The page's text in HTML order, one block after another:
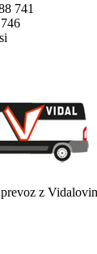
741
z